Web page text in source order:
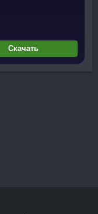
Скачать